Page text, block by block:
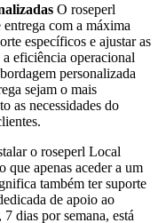
O roseperl
com a máxima
específicos e ajustar as
eficiência operacional
personalizada
sejam o mais
as necessidades do
o roseperl Local
apenas aceder a um
também ter suporte
de apoio ao
dias por semana, está